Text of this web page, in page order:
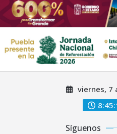
viernes, 7
Síguenos